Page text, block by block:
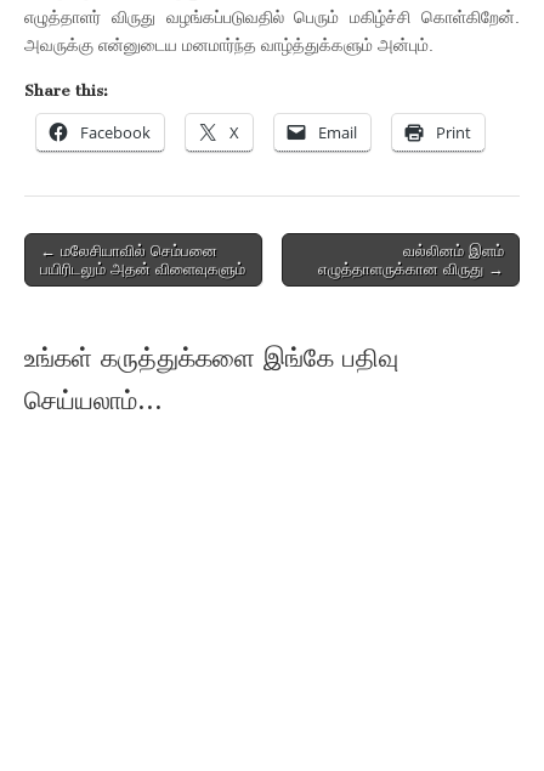
எழுத்தாளர் விருது வழங்கப்படுவதில் பெரும் மகிழ்ச்சி கொள்கிறேன்.
அவருக்கு என்னுடைய மனமார்ந்த வாழ்த்துக்களும் அன்பும்.
Share this:
Facebook X Email Print
Post
navigation
← மலேசியாவில் செம்பனை
பயிரிடலும் அதன் விளைவுகளும்
வல்லினம் இளம்
எழுத்தாளருக்கான விருது →
உங்கள் கருத்துக்களை இங்கே பதிவு
செய்யலாம்...